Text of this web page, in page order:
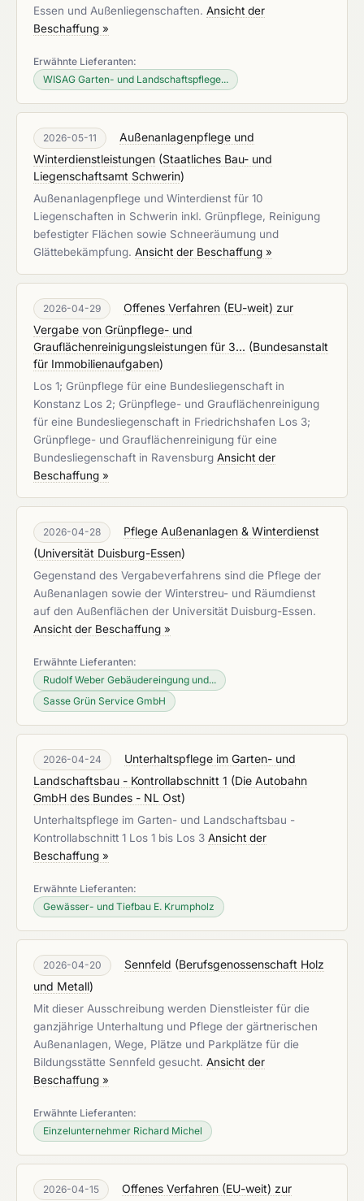
Essen und Außenliegenschaften. Ansicht der
Beschaffung »
Erwähnte Lieferanten:
WISAG Garten- und Landschaftspflege...
2026-05-11
Außenanlagenpflege und
Winterdienstleistungen (Staatliches Bau- und
Liegenschaftsamt Schwerin)
Außenanlagenpflege und Winterdienst für 10
Liegenschaften in Schwerin inkl. Grünpflege, Reinigung
befestigter Flächen sowie Schneeräumung und
Glättebekämpfung. Ansicht der Beschaffung »
2026-04-29
Offenes Verfahren (EU-weit) zur
Vergabe von Grünpflege- und
Grauflächenreinigungsleistungen für 3... (Bundesanstalt
für Immobilienaufgaben)
Los 1; Grünpflege für eine Bundesliegenschaft in
Konstanz Los 2; Grünpflege- und Grauflächenreinigung
für eine Bundesliegenschaft in Friedrichshafen Los 3;
Grünpflege- und Grauflächenreinigung für eine
Bundesliegenschaft in Ravensburg Ansicht der
Beschaffung »
2026-04-28
Pflege Außenanlagen & Winterdienst
(Universität Duisburg-Essen)
Gegenstand des Vergabeverfahrens sind die Pflege der
Außenanlagen sowie der Winterstreu- und Räumdienst
auf den Außenflächen der Universität Duisburg-Essen.
Ansicht der Beschaffung »
Erwähnte Lieferanten:
Rudolf Weber Gebäudereingung und...
Sasse Grün Service GmbH
2026-04-24
Unterhaltspflege im Garten- und
Landschaftsbau - Kontrollabschnitt 1 (Die Autobahn
GmbH des Bundes - NL Ost)
Unterhaltspflege im Garten- und Landschaftsbau -
Kontrollabschnitt 1 Los 1 bis Los 3 Ansicht der
Beschaffung »
Erwähnte Lieferanten:
Gewässer- und Tiefbau E. Krumpholz
2026-04-20 Sennfeld (Berufsgenossenschaft Holz
und Metall)
Mit dieser Ausschreibung werden Dienstleister für die
ganzjährige Unterhaltung und Pflege der gärtnerischen
Außenanlagen, Wege, Plätze und Parkplätze für die
Bildungsstätte Sennfeld gesucht. Ansicht der
Beschaffung »
Erwähnte Lieferanten:
Einzelunternehmer Richard Michel
2026-04-15 Offenes Verfahren (EU-weit) zur